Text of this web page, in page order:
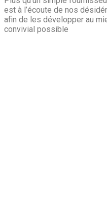
est à l’écoute de nos
afin de les développer au
convivial possible